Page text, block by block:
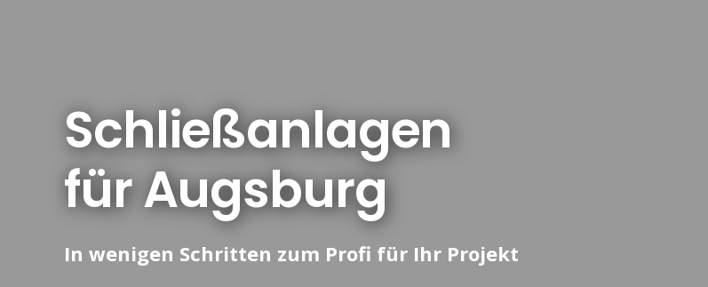
Schließanlagen
für Augsburg
In wenigen Schritten zum Profi für Ihr Projekt